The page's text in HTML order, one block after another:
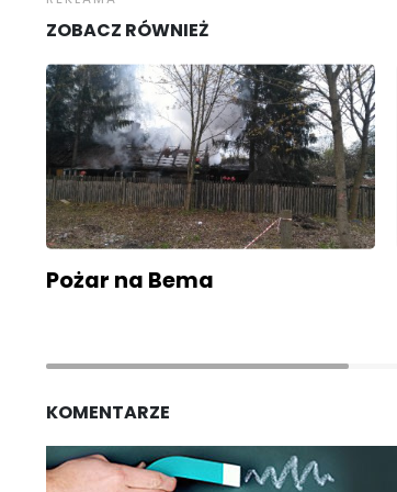
ZOBACZ RÓWNIEŻ
Pożar na Bema
KOMENTARZE